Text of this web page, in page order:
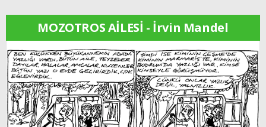
MOZOTROS AİLESİ - İrvin Mandel